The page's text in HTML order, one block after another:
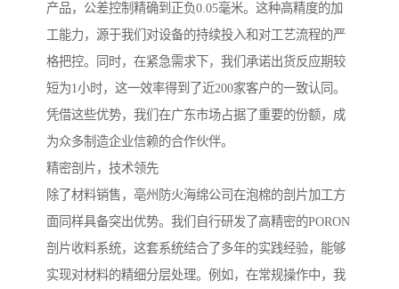
产品，公差控制精确到正负0.05毫米。这种高精度的加
工能力，源于我们对设备的持续投入和对工艺流程的严
格把控。同时，在紧急需求下，我们承诺出货反应期较
短为1小时，这一效率得到了近200家客户的一致认同。
凭借这些优势，我们在广东市场占据了重要的份额，成
为众多制造企业信赖的合作伙伴。
精密剖片，技术领先
除了材料销售，亳州防火海绵公司在泡棉的剖片加工方
面同样具备突出优势。我们自行研发了高精密的PORON
剖片收料系统，这套系统结合了多年的实践经验，能够
实现对材料的精细分层处理。例如，在常规操作中，我